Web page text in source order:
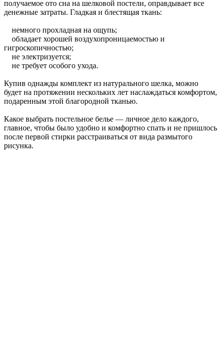
получаемое ото сна на шелковой постели, оправдывает все
денежные затраты. Гладкая и блестящая ткань:
немного прохладная на ощупь;
обладает хорошей воздухопроницаемостью и
гигроскопичностью;
не электризуется;
не требует особого ухода.
Купив однажды комплект из натурального шелка, можно
будет на протяжении нескольких лет наслаждаться комфортом,
подаренным этой благородной тканью.
Какое выбрать постельное белье — личное дело каждого,
главное, чтобы было удобно и комфортно спать и не пришлось
после первой стирки расстраиваться от вида размытого
рисунка.